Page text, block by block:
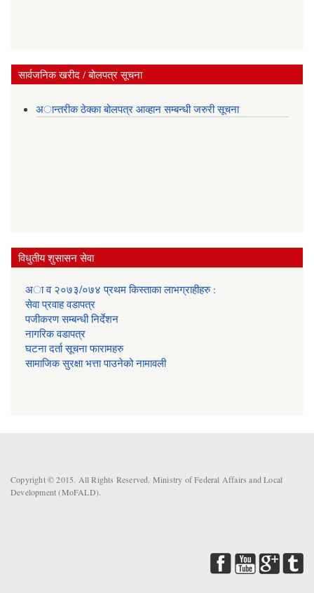
सार्वजनिक खरीद / बोलपत्र सूचना
अान्तरीक ठेक्का बोलपत्र आव्हान सम्बन्धी जरुरी सूचना
विधुतीय शुसासन सेवा
अा व २०७३/०७४ प्रथम किस्ताका लाभग्राहीहरु :
सेवा प्रवाह वडापत्र
प‌जीकरण सम्बन्धी निर्देशन
नागरिक वडापत्र
घटना दर्ता सूचना फारामहरु
सामाजिक सुरक्षा भत्ता पाउनेको नामावली
Copyright © 2015. All Rights Reserved. Ministry of Federal Affairs and Local
Development (MoFALD).